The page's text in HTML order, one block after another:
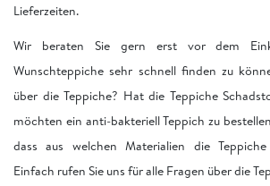
Lieferzeiten.
Wir beraten Sie gern erst vor dem
Wunschteppiche sehr schnell finden zu
über die Teppiche? Hat die Teppiche
möchten ein anti-bakteriell Teppich zu
dass aus welchen Materialien die
Einfach rufen Sie uns für alle Fragen über die